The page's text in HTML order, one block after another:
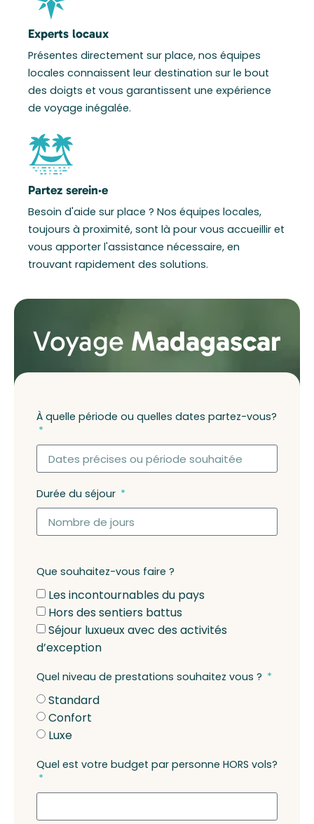
Experts locaux
Présentes directement sur place, nos équipes
locales connaissent leur destination sur le bout
des doigts et vous garantissent une expérience
de voyage inégalée.
Partez serein·e
Besoin d'aide sur place ? Nos équipes locales,
toujours à proximité, sont là pour vous accueillir et
vous apporter l'assistance nécessaire, en
trouvant rapidement des solutions.
Voyage Madagascar
À quelle période ou quelles dates partez-vous?
Durée du séjour
Que souhaitez-vous faire ?
Les incontournables du pays
Hors des sentiers battus
Séjour luxueux avec des activités
d’exception
Quel niveau de prestations souhaitez vous ?
Standard
Confort
Luxe
Quel est votre budget par personne HORS vols?